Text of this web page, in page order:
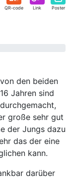
QR-code Link Poster
den beiden
Jahren sind
große sehr gut
der Jungs dazu
das der eine
kann.
darüber